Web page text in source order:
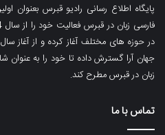
پایگاه اطلاع رسانی رادیو قبرس بعنوان
جهان آرا گسترش داده تا خود را به
زبان در قبرس مطرح کند.
تماس با ما